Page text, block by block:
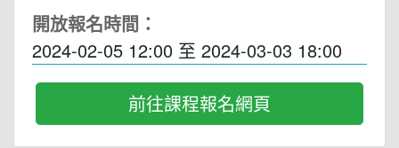
開放報名時間：
2024-02-05 12:00 至 2024-03-03 18:00
前往課程報名網頁